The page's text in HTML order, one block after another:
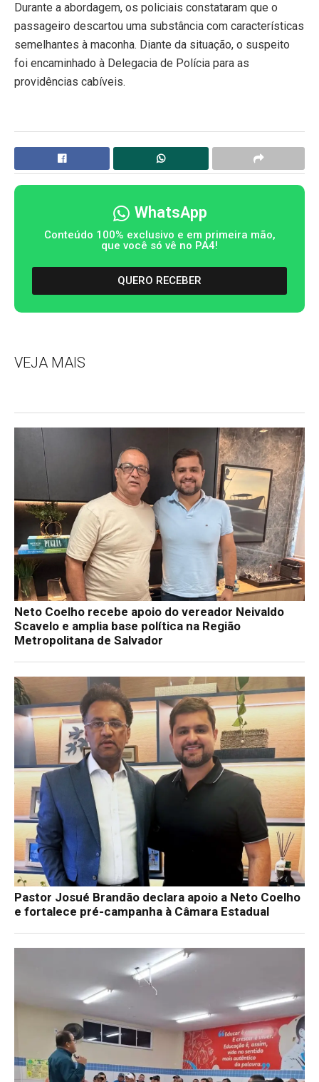
Durante a abordagem, os policiais constataram que o
passageiro descartou uma substância com características
semelhantes à maconha. Diante da situação, o suspeito
foi encaminhado à Delegacia de Polícia para as
providências cabíveis.
WhatsApp
Conteúdo 100% exclusivo e em primeira mão,
que você só vê no PA4!
QUERO RECEBER
VEJA MAIS
Neto Coelho recebe apoio do vereador Neivaldo
Scavelo e amplia base política na Região
Metropolitana de Salvador
Pastor Josué Brandão declara apoio a Neto Coelho
e fortalece pré-campanha à Câmara Estadual